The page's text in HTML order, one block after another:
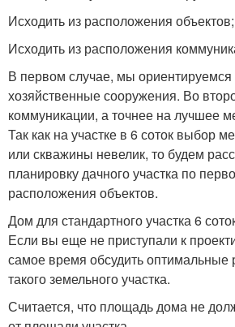
Исходить из расположения объектов;
Исходить из расположения
В первом случае, мы
хозяйственные сооружения. Во
коммуникации, а точнее на лучшее
Так как на участке в 6 соток выбор
или скважины невелик, то будем
планировку дачного участка по
расположения объектов.
Дом для стандартного участка 6
Если вы еще не приступали к
самое время обсудить
такого земельного участка.
Считается, что площадь дома не